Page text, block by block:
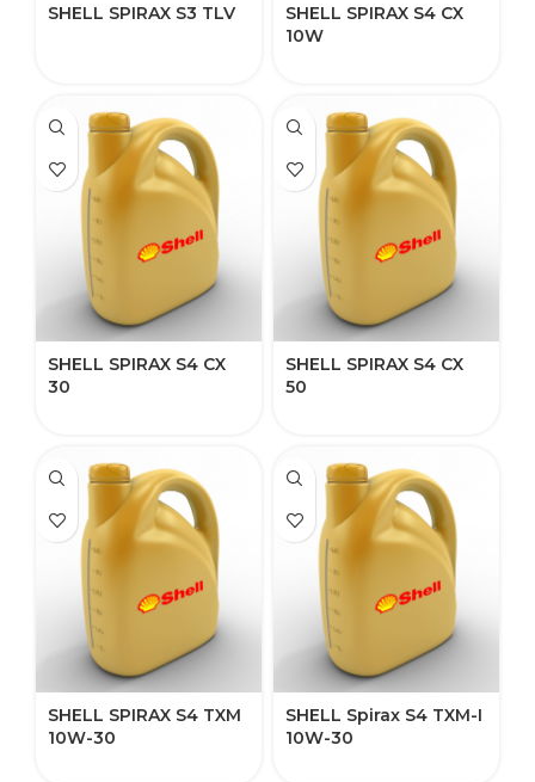
SHELL SPIRAX S3 TLV
SHELL SPIRAX S4 CX
10W
SHELL SPIRAX S4 CX
30
SHELL SPIRAX S4 CX
50
SHELL SPIRAX S4 TXM
10W-30
SHELL Spirax S4 TXM-I
10W-30